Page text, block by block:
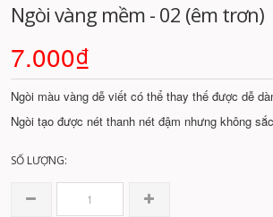
Ngòi vàng mềm - 02 (êm trơn)
7.000₫
Ngòi màu vàng dễ viết có thể thay thế được dễ
Ngòi tạo được nét thanh nét đậm nhưng không
SỐ LƯỢNG: